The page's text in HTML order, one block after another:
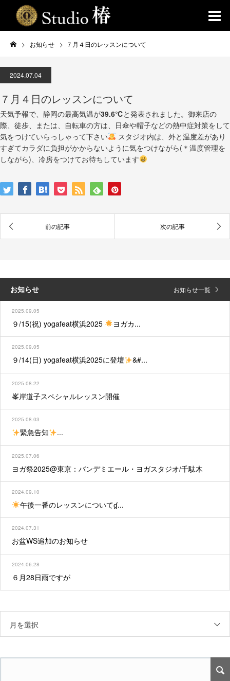
お知らせ ７月４日のレッスンについて
2024.07.04
７月４日のレッスンについて
天気予報で、静岡の最高気温が39.6℃と発表されました。御来店の
際、徒歩、または、自転車の方は、日傘や帽子などの熱中症対策をして
気をつけていらっしゃって下さい
スタジオ内は、外と温度差があり
すぎてカラダに負担がかからないように気をつけながら(＊温度管理を
しながら)、冷房をつけてお待ちしています
お知らせ お知らせ一覧
2025.09.05
９/15(祝) yogafeat横浜2025 ヨガカ...
2025.09.05
９/14(日) yogafeat横浜2025に登壇 &#...
2025.08.22
峯岸道子スペシャルレッスン開催
2025.08.03
緊急告知 ...
2025.07.06
ヨガ祭2025@東京：バンデミエール・ヨガスタジオ/千駄木
2024.09.10
午後一番のレッスンについてɠ...
2024.07.31
お盆WS追加のお知らせ
2024.06.28
６月28日雨ですが
月を選択